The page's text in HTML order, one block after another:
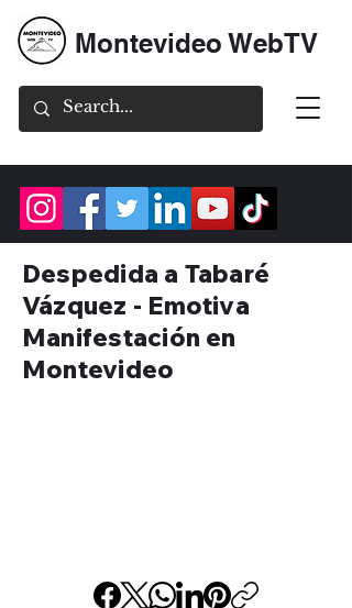
Montevideo WebTV
Despedida a Tabaré
Vázquez - Emotiva
Manifestación en
Montevideo